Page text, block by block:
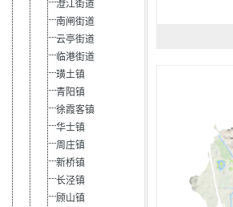
澄江街道
南闸街道
云亭街道
临港街道
璜土镇
青阳镇
徐霞客镇
华士镇
周庄镇
新桥镇
长泾镇
顾山镇